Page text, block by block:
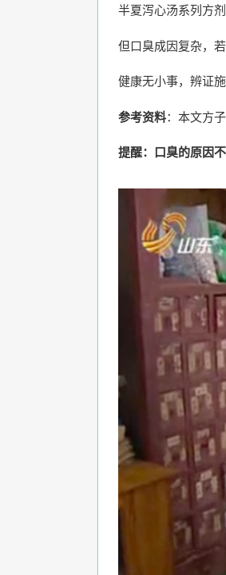
半夏泻心汤系列方
但口臭成因复杂，
健康无小事，辨证施
参考资料：本文方
提醒：口臭的原因